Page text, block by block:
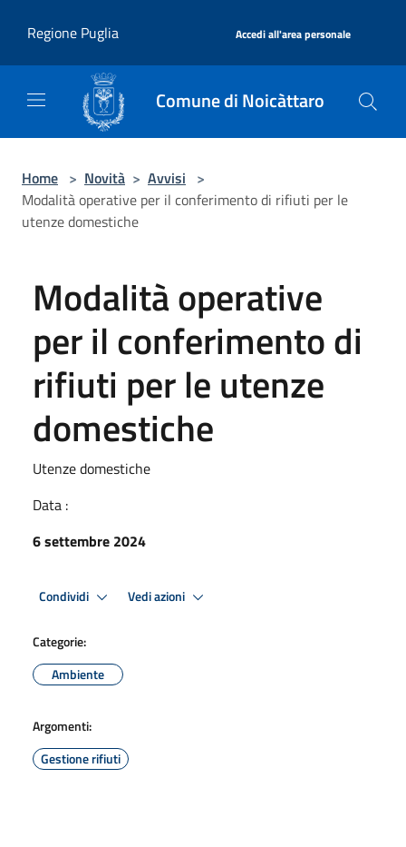
Regione Puglia
Accedi all'area personale
Comune di Noicàttaro
Home > Novità > Avvisi >
Modalità operative per il conferimento di rifiuti per le
utenze domestiche
Modalità operative
per il conferimento di
rifiuti per le utenze
domestiche
Utenze domestiche
Data :
6 settembre 2024
Condividi Vedi azioni
Categorie:
Ambiente
Argomenti:
Gestione rifiuti